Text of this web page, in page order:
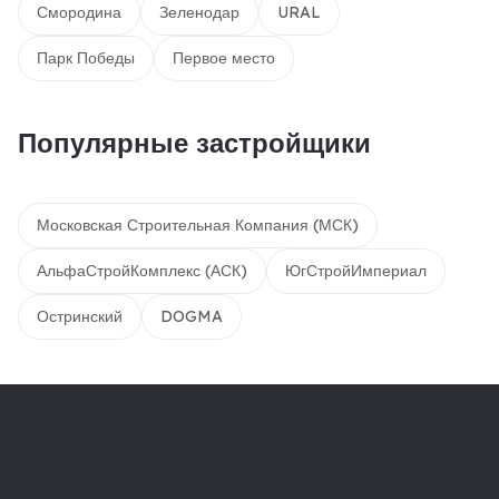
Смородина Зеленодар URAL
Парк Победы Первое место
Популярные застройщики
Московская Строительная Компания (МСК)
АльфаСтройКомплекс (АСК) ЮгСтройИмпериал
Остринский DOGMA